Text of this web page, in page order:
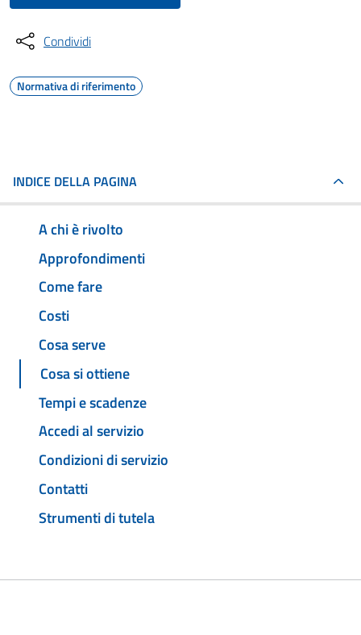
Condividi
Normativa di riferimento
INDICE DELLA PAGINA
A chi è rivolto
Approfondimenti
Come fare
Costi
Cosa serve
Cosa si ottiene
Tempi e scadenze
Accedi al servizio
Condizioni di servizio
Contatti
Strumenti di tutela